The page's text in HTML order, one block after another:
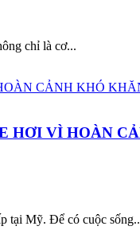
chỉ là cơ...
HƠI VÌ HOÀN
tại Mỹ. Để có cuộc